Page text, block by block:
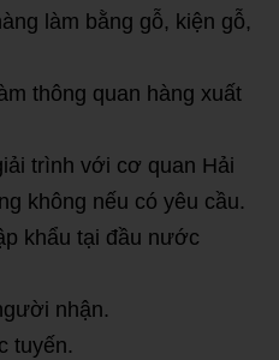
làm bằng gỗ, kiện gỗ,
thông quan hàng xuất
trình với cơ quan Hải
không nếu có yêu cầu.
khẩu tại đầu nước
nhận.
tuyến.